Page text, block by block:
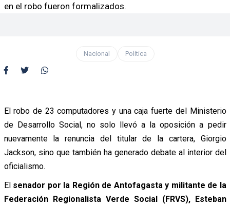
en el robo fueron formalizados.
Nacional Política
El robo de 23 computadores y una caja fuerte del Ministerio
de Desarrollo Social, no solo llevó a la oposición a pedir
nuevamente la renuncia del titular de la cartera, Giorgio
Jackson, sino que también ha generado debate al interior del
oficialismo.
El senador por la Región de Antofagasta y militante de la
Federación Regionalista Verde Social (FRVS), Esteban